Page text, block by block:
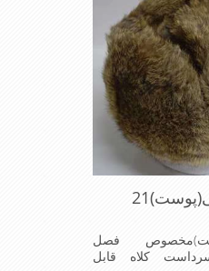
فصل
کلاه قابل